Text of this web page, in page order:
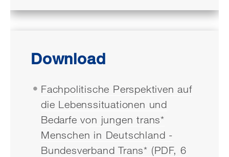
Download
Fachpolitische Perspektiven auf
die Lebenssituationen und
Bedarfe von jungen trans*
Menschen in Deutschland -
Bundesverband Trans* (PDF, 6